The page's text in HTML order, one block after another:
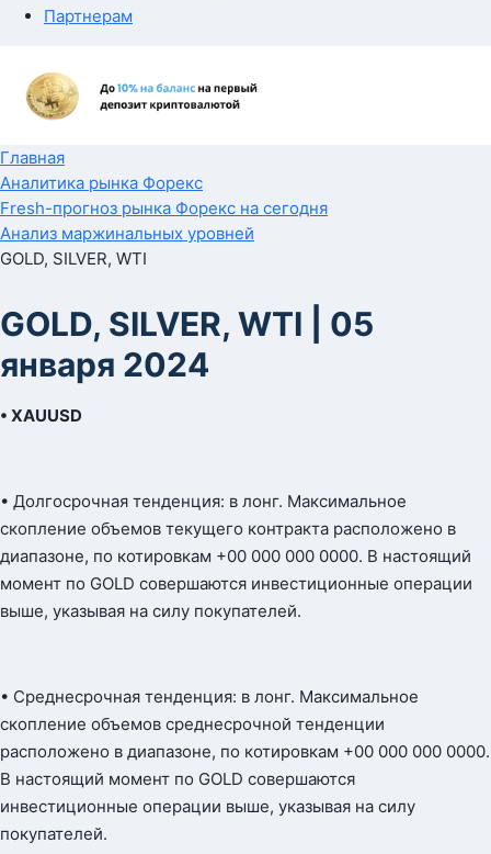
Партнерам
Главная
Аналитика рынка Форекс
Fresh-прогноз рынка Форекс на сегодня
Анализ маржинальных уровней
GOLD, SILVER, WTI
GOLD, SILVER, WTI | 05
января 2024
• XAUUSD
• Долгосрочная тенденция: в лонг. Максимальное
скопление объемов текущего контракта расположено в
диапазоне, по котировкам +00 000 000 0000. В настоящий
момент по GOLD совершаются инвестиционные операции
выше, указывая на силу покупателей.
• Среднесрочная тенденция: в лонг. Максимальное
скопление объемов среднесрочной тенденции
расположено в диапазоне, по котировкам +00 000 000 0000.
В настоящий момент по GOLD совершаются
инвестиционные операции выше, указывая на силу
покупателей.